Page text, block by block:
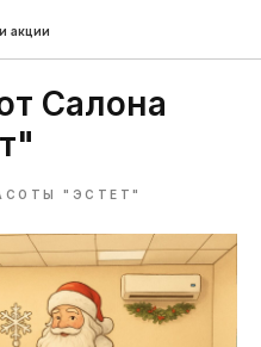
акции
Салона
"ЭСТЕТ"